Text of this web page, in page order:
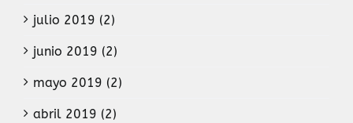
julio 2019 (2)
junio 2019 (2)
mayo 2019 (2)
abril 2019 (2)